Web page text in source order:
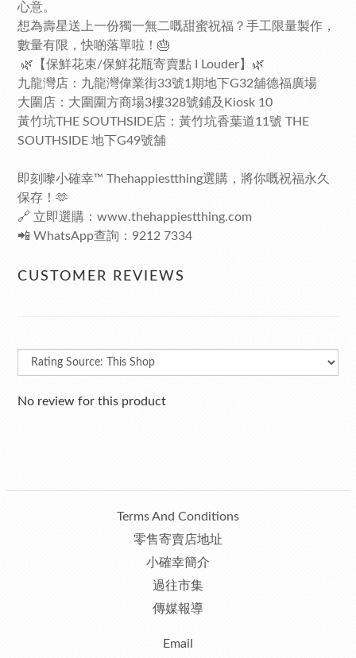
心意。
想為壽星送上一份獨一無二嘅甜蜜祝福？手工限量製作，
數量有限，快啲落單啦！🎂
🌿【保鮮花束/保鮮花瓶寄賣點 I Louder】🌿
九龍灣店：九龍灣偉業街33號1期地下G32舖德福廣場
大圍店：大圍圍方商場3樓328號鋪及Kiosk 10
黃竹坑THE SOUTHSIDE店：黃竹坑香葉道11號 THE
SOUTHSIDE 地下G49號舖
即刻嚟小確幸™ Thehappiestthing選購，將你嘅祝福永久
保存！🫶
🔗 立即選購： www.thehappiestthing.com
📲 WhatsApp查詢：9212 7334
CUSTOMER REVIEWS
No review for this product
Terms And Conditions
零售寄賣店地址
小確幸簡介
過往市集
傳媒報導
Email